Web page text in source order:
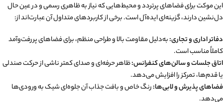
این موکت برای فضاهای پرتردد و محیط‌هایی که نیاز به ظاهری رسمی و در عین حال
دل‌نشین دارند، گزینه‌ای ایده‌آل است. برخی از کاربردهای متداول آن عبارت‌اند از:
دفاتر اداری و تجاری:به‌دلیل مقاومت بالا و طراحی منظم، برای فضاهای پررفت‌و‌آمد
کاملاً مناسب است.
اتاق جلسات و سالن‌های کنفرانس:ظاهر حرفه‌ای و صدای کمتر ناشی از حرکت صندلی
یا قدم‌ها، تمرکز را افزایش می‌دهد.
فضاهای پذیرش و لابی‌ها:رنگ خاص و بافت جذاب آن جلوه‌ای شیک به ورودی‌ها
می‌دهد.